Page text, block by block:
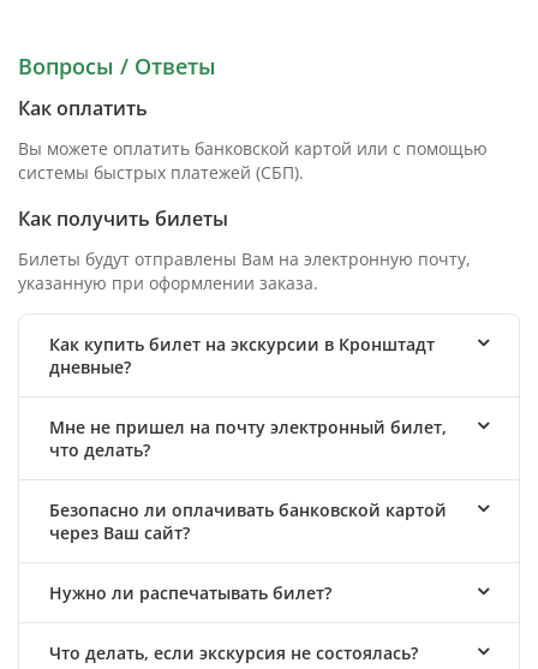
Вопросы / Ответы
Как оплатить
Вы можете оплатить банковской картой или с помощью
системы быстрых платежей (СБП).
Как получить билеты
Билеты будут отправлены Вам на электронную почту,
указанную при оформлении заказа.
Как купить билет на экскурсии в Кронштадт
дневные?
Мне не пришел на почту электронный билет,
что делать?
Безопасно ли оплачивать банковской картой
через Ваш сайт?
Нужно ли распечатывать билет?
Что делать, если экскурсия не состоялась?